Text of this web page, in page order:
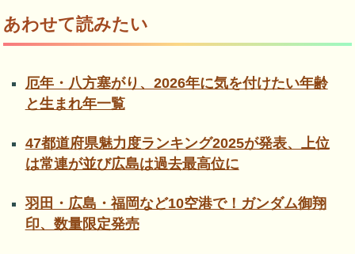
あわせて読みたい
厄年・八方塞がり、2026年に気を付けたい年齢
と生まれ年一覧
47都道府県魅力度ランキング2025が発表、上位
は常連が並び広島は過去最高位に
羽田・広島・福岡など10空港で！ガンダム御翔
印、数量限定発売